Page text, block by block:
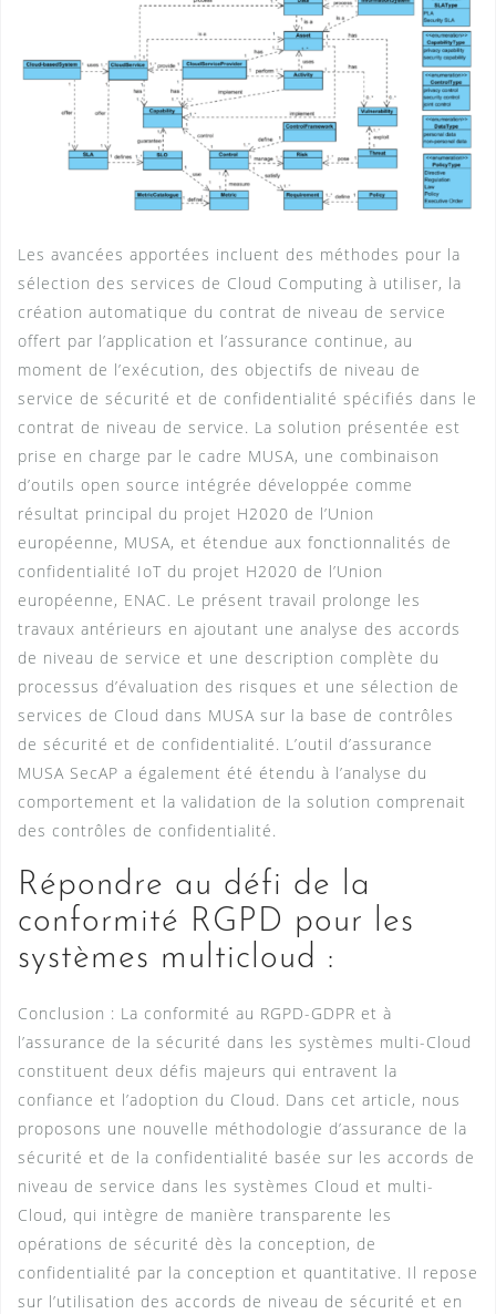
Les avancées apportées incluent des méthodes pour la
sélection des services de Cloud Computing à utiliser, la
création automatique du contrat de niveau de service
offert par l’application et l’assurance continue, au
moment de l’exécution, des objectifs de niveau de
service de sécurité et de confidentialité spécifiés dans le
contrat de niveau de service. La solution présentée est
prise en charge par le cadre MUSA, une combinaison
d’outils open source intégrée développée comme
résultat principal du projet H2020 de l’Union
européenne, MUSA, et étendue aux fonctionnalités de
confidentialité IoT du projet H2020 de l’Union
européenne, ENAC. Le présent travail prolonge les
travaux antérieurs en ajoutant une analyse des accords
de niveau de service et une description complète du
processus d’évaluation des risques et une sélection de
services de Cloud dans MUSA sur la base de contrôles
de sécurité et de confidentialité. L’outil d’assurance
MUSA SecAP a également été étendu à l’analyse du
comportement et la validation de la solution comprenait
des contrôles de confidentialité.
Répondre au défi de la
conformité RGPD pour les
systèmes multicloud :
Conclusion : La conformité au RGPD-GDPR et à
l’assurance de la sécurité dans les systèmes multi-Cloud
constituent deux défis majeurs qui entravent la
confiance et l’adoption du Cloud. Dans cet article, nous
proposons une nouvelle méthodologie d’assurance de la
sécurité et de la confidentialité basée sur les accords de
niveau de service dans les systèmes Cloud et multi-
Cloud, qui intègre de manière transparente les
opérations de sécurité dès la conception, de
confidentialité par la conception et quantitative. Il repose
sur l’utilisation des accords de niveau de sécurité et en